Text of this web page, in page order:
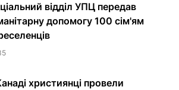
відділ УПЦ передав
допомогу 100 сім'ям
християнці провели